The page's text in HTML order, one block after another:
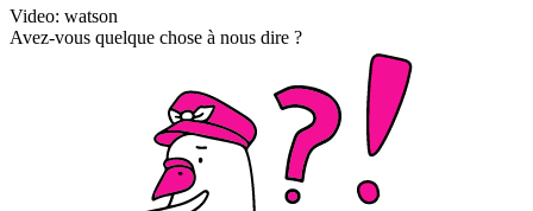
Video: watson
Avez-vous quelque chose à nous dire ?